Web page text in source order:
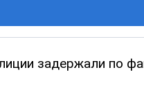
задержали по